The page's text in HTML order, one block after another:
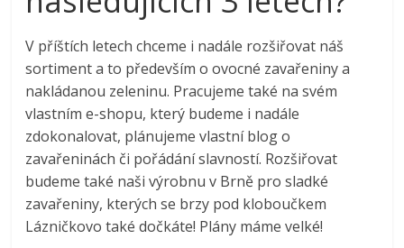
V příštích letech chceme i nadále rozšiřovat náš
sortiment a to především o ovocné zavařeniny a
nakládanou zeleninu. Pracujeme také na svém
vlastním e-shopu, který budeme i nadále
zdokonalovat, plánujeme vlastní blog o
zavařeninách či pořádání slavností. Rozšiřovat
budeme také naši výrobnu v Brně pro sladké
zavařeniny, kterých se brzy pod kloboučkem
Lázničkovo také dočkáte! Plány máme velké!